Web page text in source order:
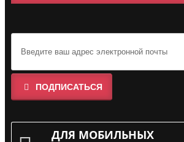
ПОДПИСАТЬСЯ
ДЛЯ МОБИЛЬНЫХ